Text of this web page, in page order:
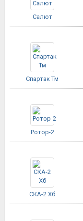
Салют
Спартак Тм
Ротор-2
СКА-2 Хб